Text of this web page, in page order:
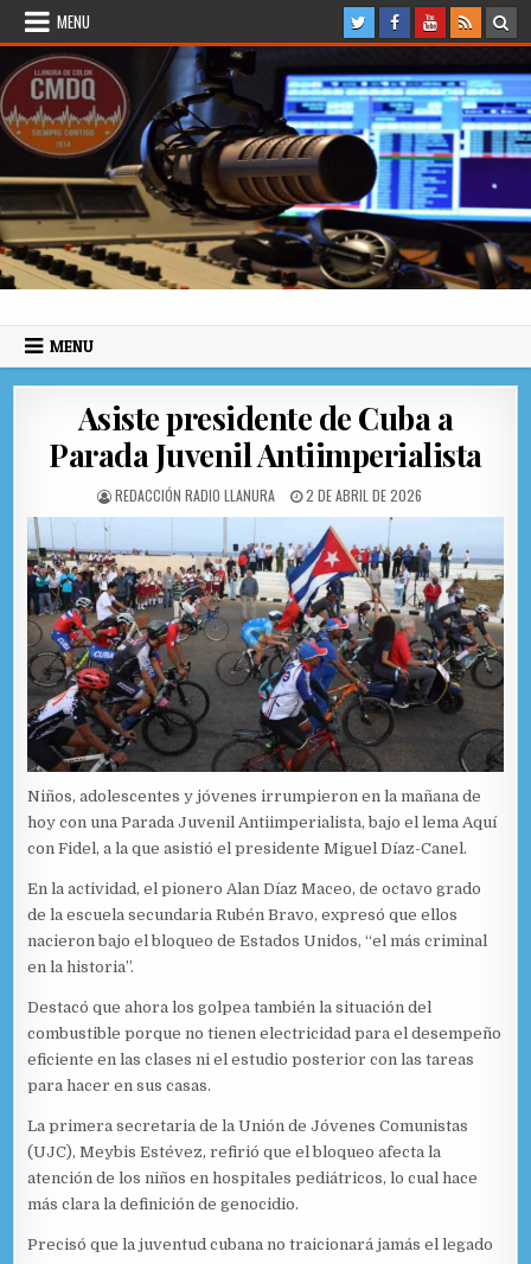
Skip to content
MENU
Radio Llanura de Colón
MENU
Asiste presidente de Cuba a
Parada Juvenil Antiimperialista
AUTHOR:
REDACCIÓN RADIO LLANURA PUBLISHED DATE:
2 DE ABRIL DE 2026
Niños, adolescentes y jóvenes irrumpieron en la mañana de
hoy con una Parada Juvenil Antiimperialista, bajo el lema Aquí
con Fidel, a la que asistió el presidente Miguel Díaz-Canel.
En la actividad, el pionero Alan Díaz Maceo, de octavo grado
de la escuela secundaria Rubén Bravo, expresó que ellos
nacieron bajo el bloqueo de Estados Unidos, “el más criminal
en la historia”.
Destacó que ahora los golpea también la situación del
combustible porque no tienen electricidad para el desempeño
eficiente en las clases ni el estudio posterior con las tareas
para hacer en sus casas.
La primera secretaria de la Unión de Jóvenes Comunistas
(UJC), Meybis Estévez, refirió que el bloqueo afecta la
atención de los niños en hospitales pediátricos, lo cual hace
más clara la definición de genocidio.
Precisó que la juventud cubana no traicionará jamás el legado